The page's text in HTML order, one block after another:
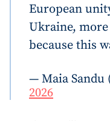
European
Ukraine,
because this
— Maia Sandu
2026